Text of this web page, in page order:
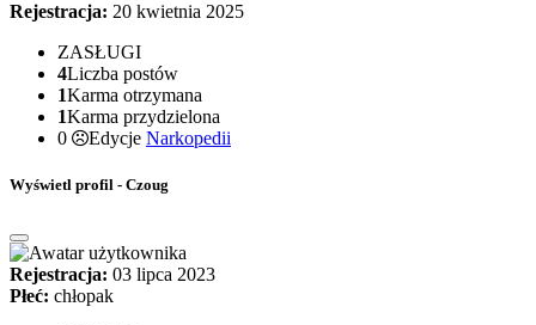
Rejestracja: 20 kwietnia 2025
ZASŁUGI
4Liczba postów
1Karma otrzymana
1Karma przydzielona
0
Edycje Narkopedii
Wyświetl profil - Czoug
Rejestracja: 03 lipca 2023
Płeć: chłopak